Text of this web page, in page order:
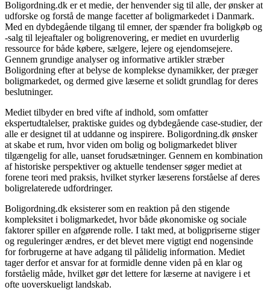
Boligordning.dk er et medie, der henvender sig til alle, der ønsker at
udforske og forstå de mange facetter af boligmarkedet i Danmark.
Med en dybdegående tilgang til emner, der spænder fra boligkøb og
-salg til lejeaftaler og boligrenovering, er mediet en uvurderlig
ressource for både købere, sælgere, lejere og ejendomsejere.
Gennem grundige analyser og informative artikler stræber
Boligordning efter at belyse de komplekse dynamikker, der præger
boligmarkedet, og dermed give læserne et solidt grundlag for deres
beslutninger.
Mediet tilbyder en bred vifte af indhold, som omfatter
ekspertudtalelser, praktiske guides og dybdegående case-studier, der
alle er designet til at uddanne og inspirere. Boligordning.dk ønsker
at skabe et rum, hvor viden om bolig og boligmarkedet bliver
tilgængelig for alle, uanset forudsætninger. Gennem en kombination
af historiske perspektiver og aktuelle tendenser søger mediet at
forene teori med praksis, hvilket styrker læserens forståelse af deres
boligrelaterede udfordringer.
Boligordning.dk eksisterer som en reaktion på den stigende
kompleksitet i boligmarkedet, hvor både økonomiske og sociale
faktorer spiller en afgørende rolle. I takt med, at boligpriserne stiger
og reguleringer ændres, er det blevet mere vigtigt end nogensinde
for forbrugerne at have adgang til pålidelig information. Mediet
tager derfor et ansvar for at formidle denne viden på en klar og
forståelig måde, hvilket gør det lettere for læserne at navigere i et
ofte uoverskueligt landskab.